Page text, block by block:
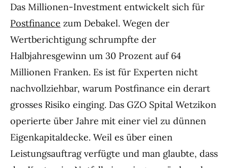
Das Millionen-Investment entwickelt sich für
Postfinance zum Debakel. Wegen der
Wertberichtigung schrumpfte der
Halbjahresgewinn um 30 Prozent auf 64
Millionen Franken. Es ist für Experten nicht
nachvollziehbar, warum Postfinance ein derart
grosses Risiko einging. Das GZO Spital Wetzikon
operierte über Jahre mit einer viel zu dünnen
Eigenkapitaldecke. Weil es über einen
Leistungsauftrag verfügte und man glaubte, dass